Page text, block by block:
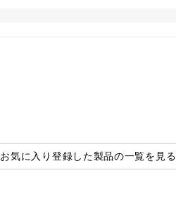
お気に入り登録した製品の一覧を見る